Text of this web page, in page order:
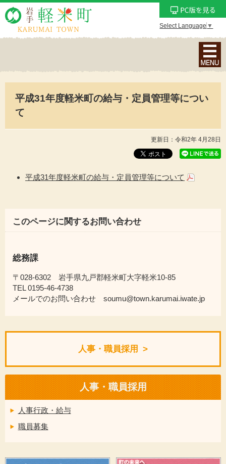
Select Language ▼
ナ
ビ
シ
メ
ニ
ュ
平成31年度軽米町の給与・定員管理等につい
て
更新日：令和2年 4月28日
平成31年度軽米町の給与・定員管理等について
このページに関するお問い合わせ
総務課
〒028-6302 岩手県九戸郡軽米町大字軽米10-85
TEL 0195-46-4738
メールでのお問い合わせ soumu@town.karumai.iwate.jp
人事・職員採用
人事・職員採用
人事行政・給与
職員募集